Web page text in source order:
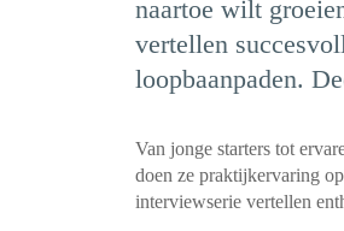
naartoe wilt
vertellen
loopbaanpaden.
Van jonge starters tot
doen ze praktijkervaring
interviewserie vertellen